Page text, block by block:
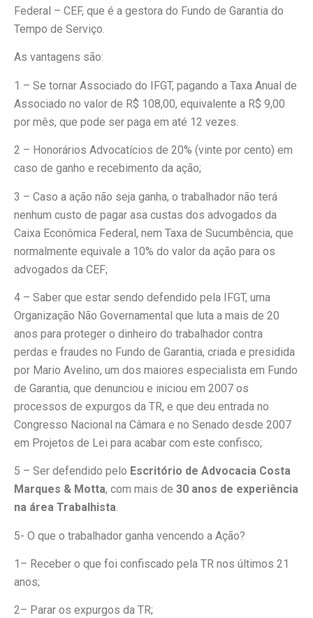
Federal – CEF, que é a gestora do Fundo de Garantia do
Tempo de Serviço.
As vantagens são:
1 – Se tornar Associado do IFGT, pagando a Taxa Anual de
Associado no valor de R$ 108,00, equivalente a R$ 9,00
por mês, que pode ser paga em até 12 vezes.
2 – Honorários Advocatícios de 20% (vinte por cento) em
caso de ganho e recebimento da ação;
3 – Caso a ação não seja ganha, o trabalhador não terá
nenhum custo de pagar asa custas dos advogados da
Caixa Econômica Federal, nem Taxa de Sucumbência, que
normalmente equivale a 10% do valor da ação para os
advogados da CEF;
4 – Saber que estar sendo defendido pela IFGT, uma
Organização Não Governamental que luta a mais de 20
anos para proteger o dinheiro do trabalhador contra
perdas e fraudes no Fundo de Garantia, criada e presidida
por Mario Avelino, um dos maiores especialista em Fundo
de Garantia, que denunciou e iniciou em 2007 os
processos de expurgos da TR, e que deu entrada no
Congresso Nacional na Câmara e no Senado desde 2007
em Projetos de Lei para acabar com este confisco;
5 – Ser defendido pelo Escritório de Advocacia Costa
Marques & Motta, com mais de 30 anos de experiência
na área Trabalhista.
5- O que o trabalhador ganha vencendo a Ação?
1– Receber o que foi confiscado pela TR nos últimos 21
anos;
2– Parar os expurgos da TR;